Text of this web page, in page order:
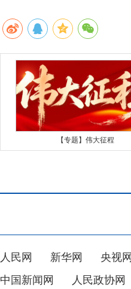
【专题】伟大征程
人民网 新华网 央视网
中国新闻网
人民政协网